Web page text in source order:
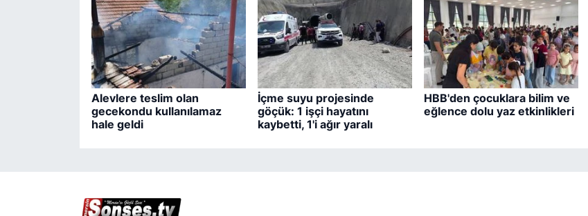
Alevlere teslim olan
gecekondu kullanılamaz
hale geldi
İçme suyu projesinde
göçük: 1 işçi hayatını
kaybetti, 1'i ağır yaralı
HBB'den çocuklara bilim ve
eğlence dolu yaz etkinlikleri